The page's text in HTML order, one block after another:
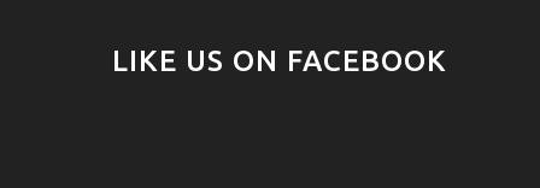
LIKE US ON FACEBOOK